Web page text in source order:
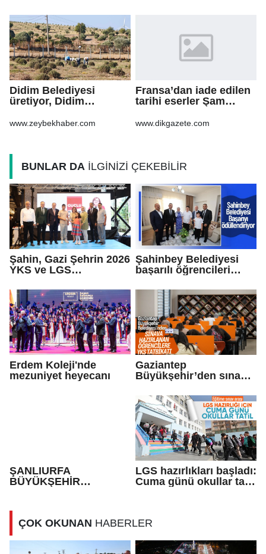
Didim Belediyesi
üretiyor, Didim
www.zeybekhaber.com
Fransa’dan iade edilen
tarihi eserler Şam
www.dikgazete.com
BUNLAR DA İLGİNİZİ ÇEKEBİLİR
Şahin, Gazi Şehrin 2026
YKS ve LGS
buluştu
Şahinbey Belediyesi
başarılı öğrencileri
Erdem Koleji'nde
mezuniyet heyecanı
Gaziantep
Büyükşehir’den sınava
YKS tatbikatı
ŞANLIURFA
BÜYÜKŞEHİR
ADAYLARININ
GÖZDESİ OLDU
LGS hazırlıkları başladı:
Cuma günü okullar tatil
ÇOK OKUNAN HABERLER